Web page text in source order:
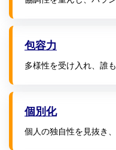
包容力
多様性を受け入れ、誰
個別化
個人の独自性を見抜き